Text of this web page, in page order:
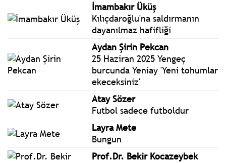
İmambakır Üküş
Kılıçdaroğlu'na saldırmanın
dayanılmaz hafifliği
Aydan Şirin Pekcan
25 Haziran 2025 Yengeç
burcunda Yeniay 'Yeni tohumlar
ekeceksiniz'
Atay Sözer
Futbol sadece futboldur
Layra Mete
Bungun
Prof.Dr. Bekir Kocazeybek